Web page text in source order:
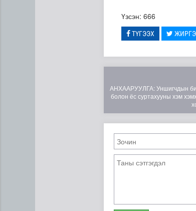
Үзсэн: 666
ТҮГЭЭХ
АНХААРУУЛГА: Уншигчдын
болон ёс суртахууны хэм